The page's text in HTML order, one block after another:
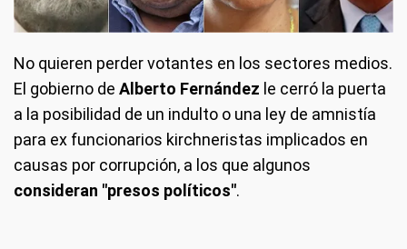
No quieren perder votantes en los sectores medios.
El gobierno de Alberto Fernández le cerró la puerta
a la posibilidad de un indulto o una ley de amnistía
para ex funcionarios kirchneristas implicados en
causas por corrupción, a los que algunos
consideran "presos políticos".